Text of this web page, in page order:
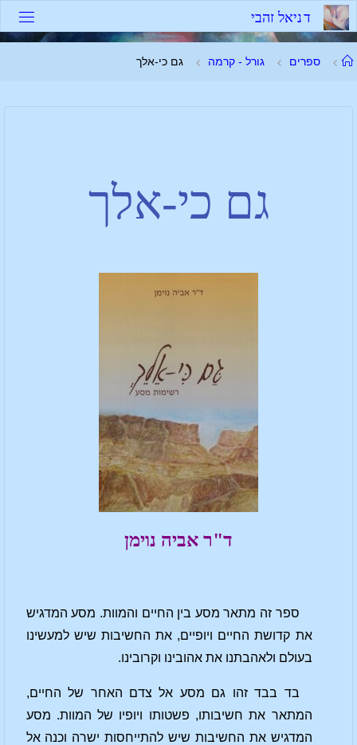
דניאל זהבי
ספרים גורל - קרמה גם כי-אלך
גם כי-אלך
ד"ר אביה נוימן
ספר זה מתאר מסע בין החיים והמוות. מסע המדגיש
את קדושת החיים ויופיים, את החשיבות שיש למעשינו
בעולם ולאהבתנו את אהובינו וקרובינו.
בד בבד זהו גם מסע אל צדם האחר של החיים,
המתאר את חשיבותו, פשטותו ויופיו של המוות. מסע
המדגיש את החשיבות שיש להתייחסות ישרה וכנה אל